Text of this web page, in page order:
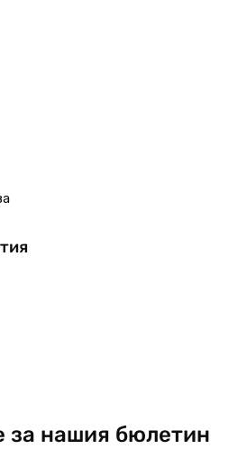
за нашия бюлетин